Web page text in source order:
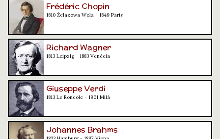
Frédéric Chopin
1810 Żelazowa Wola - 1849 París
Richard Wagner
1813 Leipzig - 1883 Venècia
Giuseppe Verdi
1813 Le Roncole - 1901 Milà
Johannes Brahms